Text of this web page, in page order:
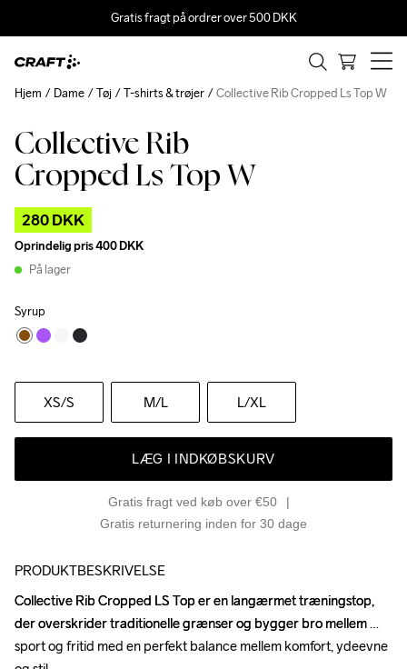
Gratis fragt på ordrer over 500 DKK
Collective Rib
Cropped Ls Top W
280 DKK
Oprindelig pris400 DKK
På lager
Syrup
XS/S M/L L/XL
LÆG I INDKØBSKURV
Gratis fragt ved køb over €50
Gratis returnering inden for 30 dage
Hjem Dame Tøj T-shirts & trøjer Collective Rib Cropped Ls Top W
Outlet
PRODUKTBESKRIVELSE
Collective Rib Cropped LS Top er en langærmet træningstop,
der overskrider traditionelle grænser og bygger bro mellem
sport og fritid med en perfekt balance mellem komfort, ydeevne
Collective Rib Cropped LS Top er en langærmet træningstop,
der overskrider traditionelle grænser og bygger bro mellem
sport og fritid med en perfekt balance mellem komfort, ydeevne